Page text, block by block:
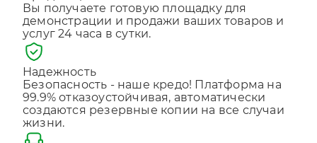
Продающий сайт
Вы получаете готовую площадку для
демонстрации и продажи ваших товаров и
услуг 24 часа в сутки.
Надежность
Безопасность - наше кредо! Платформа на
99.9% отказоустойчивая, автоматически
создаются резервные копии на все случаи
жизни.
Отправляя форму, Вы принимаете
конфиденциальности